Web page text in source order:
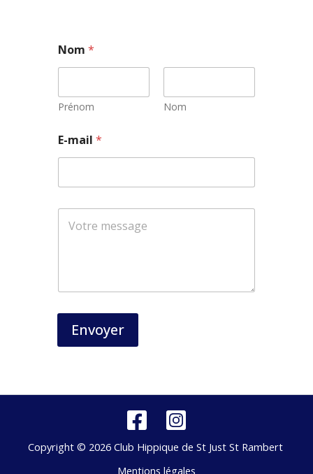
Nom*
Prénom Nom
o
m
o
E-mail*
Envoyer
Copyright © 2026 Club Hippique de St Just St Rambert
Mentions légales